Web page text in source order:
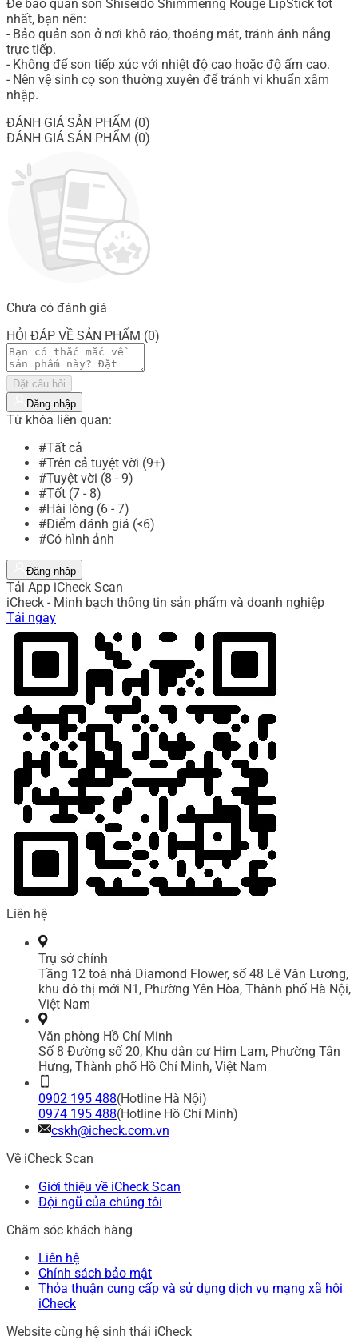
Để bảo quản son Shiseido Shimmering Rouge LipStick tốt
nhất, bạn nên:
- Bảo quản son ở nơi khô ráo, thoáng mát, tránh ánh nắng
trực tiếp.
- Không để son tiếp xúc với nhiệt độ cao hoặc độ ẩm cao.
- Nên vệ sinh cọ son thường xuyên để tránh vi khuẩn xâm
nhập.
ĐÁNH GIÁ SẢN PHẨM (0)
ĐÁNH GIÁ SẢN PHẨM (0)
Chưa có đánh giá
HỎI ĐÁP VỀ SẢN PHẨM (0)
Đặt câu hỏi
Đăng nhập
Từ khóa liên quan:
#Tất cả
#Trên cả tuyệt vời (9+)
#Tuyệt vời (8 - 9)
#Tốt (7 - 8)
#Hài lòng (6 - 7)
#Điểm đánh giá (<6)
#Có hình ảnh
Đăng nhập
Tải App iCheck Scan
iCheck - Minh bạch thông tin sản phẩm và doanh nghiệp
Tải ngay
Liên hệ
Trụ sở chính
Tầng 12 toà nhà Diamond Flower, số 48 Lê Văn Lương,
khu đô thị mới N1, Phường Yên Hòa, Thành phố Hà Nội,
Việt Nam
Văn phòng Hồ Chí Minh
Số 8 Đường số 20, Khu dân cư Him Lam, Phường Tân
Hưng, Thành phố Hồ Chí Minh, Việt Nam
0902 195 488(Hotline Hà Nội)
0974 195 488(Hotline Hồ Chí Minh)
cskh@icheck.com.vn
Về iCheck Scan
Giới thiệu về iCheck Scan
Đội ngũ của chúng tôi
Chăm sóc khách hàng
Liên hệ
Chính sách bảo mật
Thỏa thuận cung cấp và sử dụng dịch vụ mạng xã hội
iCheck
Website cùng hệ sinh thái iCheck